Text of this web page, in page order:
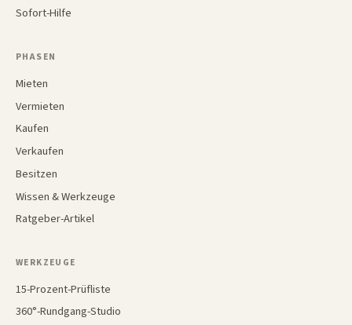
Sofort-Hilfe
PHASEN
Mieten
Vermieten
Kaufen
Verkaufen
Besitzen
Wissen & Werkzeuge
Ratgeber-Artikel
WERKZEUGE
15-Prozent-Prüfliste
360°-Rundgang-Studio